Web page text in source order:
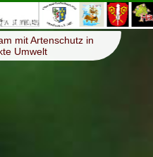
Menü ≡
mit Artenschutz in
Umwelt